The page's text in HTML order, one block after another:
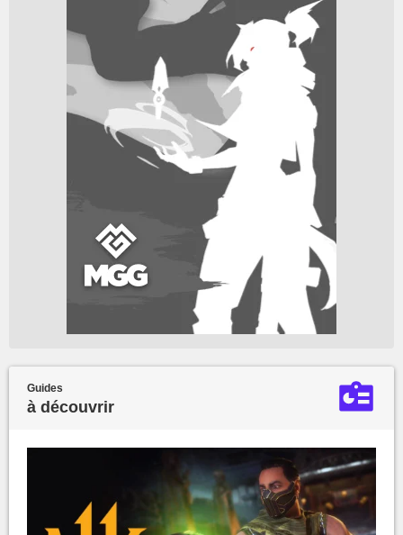
Guides
à découvrir